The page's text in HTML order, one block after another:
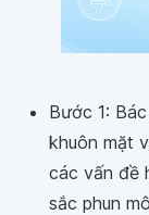
Bước 1:
khuôn mặt
các vấn đề
sắc phun